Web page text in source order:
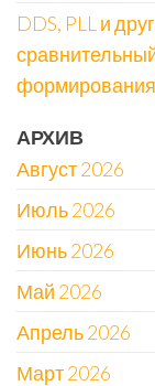
DDS, PLL и
формирования
АРХИВ
Август 2026
Июль 2026
Июнь 2026
Май 2026
Апрель 2026
Март 2026